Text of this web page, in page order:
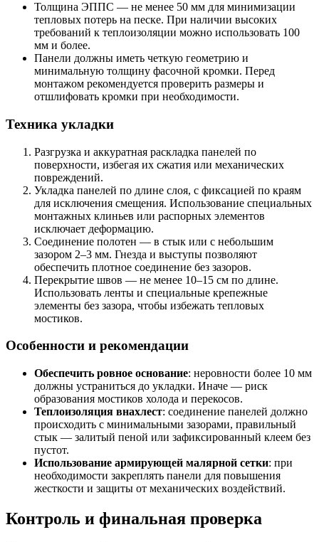
Толщина ЭППС — не менее 50 мм для минимизации
тепловых потерь на песке. При наличии высоких
требований к теплоизоляции можно использовать 100
мм и более.
Панели должны иметь четкую геометрию и
минимальную толщину фасочной кромки. Перед
монтажом рекомендуется проверить размеры и
отшлифовать кромки при необходимости.
Техника укладки
Разгрузка и аккуратная раскладка панелей по
поверхности, избегая их сжатия или механических
повреждений.
Укладка панелей по длине слоя, с фиксацией по краям
для исключения смещения. Использование специальных
монтажных клиньев или распорных элементов
исключает деформацию.
Соединение полотен — в стык или с небольшим
зазором 2–3 мм. Гнезда и выступы позволяют
обеспечить плотное соединение без зазоров.
Перекрытие швов — не менее 10–15 см по длине.
Использовать ленты и специальные крепежные
элементы без зазора, чтобы избежать тепловых
мостиков.
Особенности и рекомендации
Обеспечить ровное основание: неровности более 10 мм
должны устраниться до укладки. Иначе — риск
образования мостиков холода и перекосов.
Теплоизоляция внахлест: соединение панелей должно
происходить с минимальными зазорами, правильный
стык — залитый пеной или зафиксированный клеем без
пустот.
Использование армирующей малярной сетки: при
необходимости закреплять панели для повышения
жесткости и защиты от механических воздействий.
Контроль и финальная проверка